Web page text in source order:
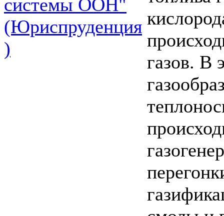
системы ООН"
(Юриспруденция
)
газов. В